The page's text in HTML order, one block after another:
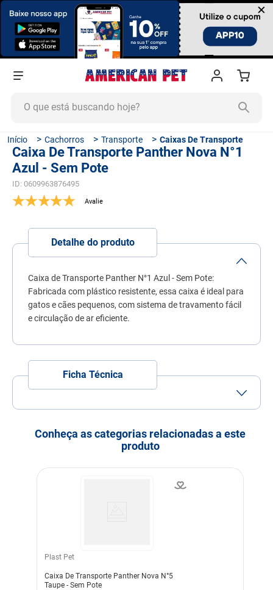
×
Cachorros Transporte Caixas De Transporte
Caixa De Transporte Panther Nova N°1
Azul - Sem Pote
ID: 0609963876495
Detalhe do produto
Caixa de Transporte Panther N°1 Azul - Sem Pote:
Fabricada com plástico resistente, essa caixa é ideal para
gatos e cães pequenos, com sistema de travamento fácil
e circulação de ar eficiente.
Ficha Técnica
Conheça as categorias relacionadas a este
produto
Plast Pet
Caixa De Transporte Panther Nova N°5
Taupe - Sem Pote
TERMOS MAIS BUSCADOS
1º
ração cachorro
6º
7º
fórmula natural
8º
sachê gato
10º ração premier